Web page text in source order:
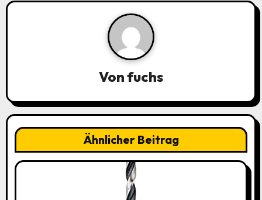
n
Vonfuchs
Ähnlicher Beitrag